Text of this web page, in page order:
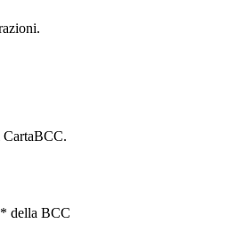
CartaBCC.
della BCC